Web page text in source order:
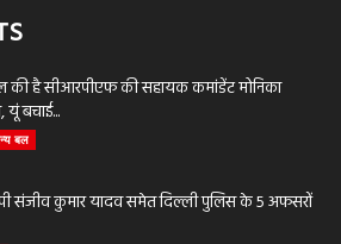
की है सीआरपीएफ की सहायक कमांडेंट मोनिका
यूं बचाई...
बल
संजीव कुमार यादव समेत दिल्ली पुलिस के 5 अफसरों